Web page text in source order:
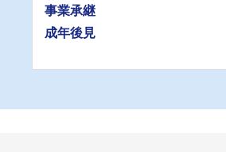
事業承継
成年後見